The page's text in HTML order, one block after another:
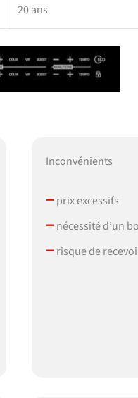
20 ans
Inconvénients
– prix excessifs
– nécessité d’un
– risque de